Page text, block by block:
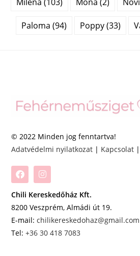
Paloma (94) Poppy (33)
© 2022 Minden jog fenntartva!
Adatvédelmi nyilatkozat | Kapcsolat
Chili Kereskedőház Kft.
8200 Veszprém, Almádi út 19.
E-mail:chilikereskedohaz@gmail.com
Tel:+36 30 418 7083